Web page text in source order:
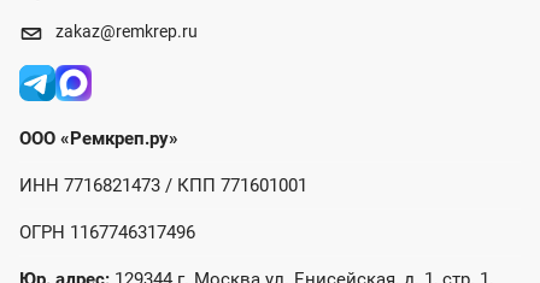
zakaz@remkrep.ru
ООО «Ремкреп.ру»
ИНН 7716821473 / КПП 771601001
ОГРН 1167746317496